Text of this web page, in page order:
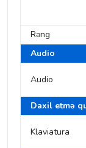
Rəng
Audio
Audio
Daxil etmə
Klaviatura